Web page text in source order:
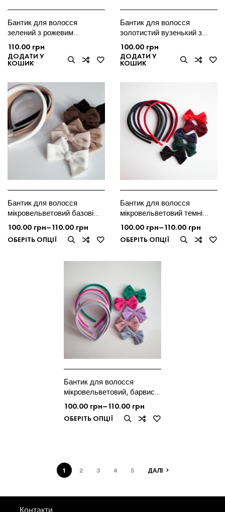
Бантик для волосся
зелений з рожевим
візерунком
110.00 грн
ДОДАТИ У
КОШИК
Бантик для волосся
золотистий вузенький з
люрексом
100.00 грн
ДОДАТИ У
КОШИК
Бантик для волосся
мікровельветовий базові
кольори
100.00 грн–110.00 грн
ОБЕРІТЬ ОПЦІЇ
Бантик для волосся
мікровельветовий темні
відтінки
100.00 грн–110.00 грн
ОБЕРІТЬ ОПЦІЇ
Бантик для волосся
мікровельветовий, барвисті
відтінкт
100.00 грн–110.00 грн
ОБЕРІТЬ ОПЦІЇ
1 2 3 4 5 ДАЛІ
Контакти